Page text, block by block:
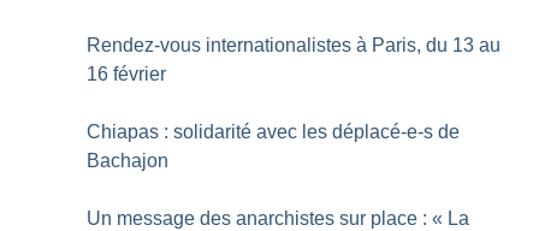
Rendez-vous internationalistes à Paris, du 13 au
16 février
Chiapas : solidarité avec les déplacé-e-s de
Bachajon
Un message des anarchistes sur place : « La